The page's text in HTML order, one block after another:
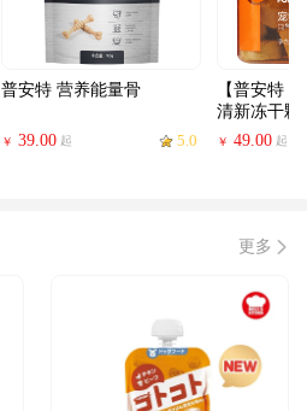
普安特 营养能量骨
￥ 39.00 起 5.0
【普安特
清新冻干颗
￥ 49.00 起
更多